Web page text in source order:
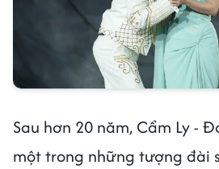
Sau hơn 20 năm, Cẩm Ly -
một trong những tượng đài